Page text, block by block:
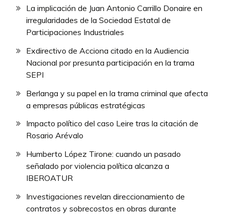
La implicación de Juan Antonio Carrillo Donaire en
irregularidades de la Sociedad Estatal de
Participaciones Industriales
Exdirectivo de Acciona citado en la Audiencia
Nacional por presunta participación en la trama
SEPI
Berlanga y su papel en la trama criminal que afecta
a empresas públicas estratégicas
Impacto político del caso Leire tras la citación de
Rosario Arévalo
Humberto López Tirone: cuando un pasado
señalado por violencia política alcanza a
IBEROATUR
Investigaciones revelan direccionamiento de
contratos y sobrecostos en obras durante